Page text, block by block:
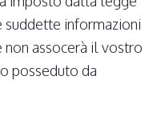
informazioni
assocerà il vostro
posseduto da